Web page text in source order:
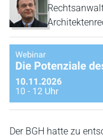
Der BGH hatte zu